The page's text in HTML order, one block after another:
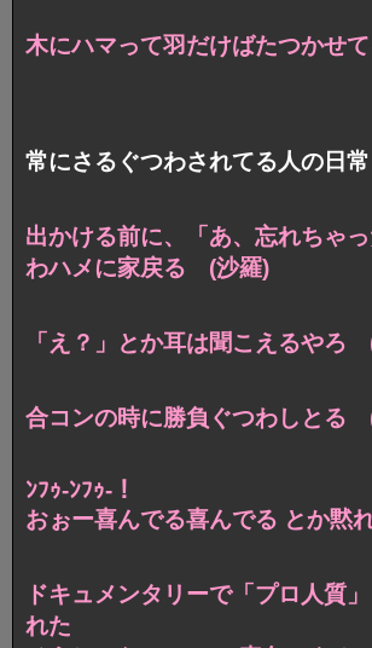
木にハマって羽だけばたつかせ
常にさるぐつわされてる人の日常
出かける前に、「あ、忘れちゃ
わハメに家戻る (沙羅)
「え？」とか耳は聞こえるやろ
合コンの時に勝負ぐつわしとる
ﾝﾌｩ-ﾝﾌｩ-！
おぉー喜んでる喜んでる とか黙
ドキュメンタリーで「プロ人質
れた